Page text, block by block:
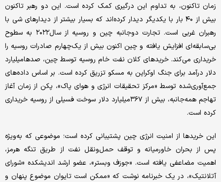
زمان تاکنون، به تداوم این درگیری کمک کرده است. این دو رهبر تاکنون
بیش از ۴۰ بار با یکدیگر دیدار کرده‌اند که بسیار بیشتر از دیدارهای شی با
رهبران غربی است. تجارت دوجانبه چین و روسیه از سال۲۰۲۲ به سطوح
بی‌سابقه‌ای افزایش یافته و چین اکنون بیش از یک‌چهارم صادرات روسیه را
خریداری می‌کند. خریدهای کلان نفت خام روسیه توسط چین، صدها‌میلیارد
دلار درآمد برای جنگ اوکراین به مسکو تزریق کرده است. بر اساس داده‌های
جمع‌آوری‌شده توسط «مرکز تحقیقات انرژی و هوای پاک»، پکن از زمان آغاز
تهاجم همه‌جانبه، بیش از ۳۶۷‌میلیارد دلار سوخت فسیلی از روسیه خریداری
کرده است.
این خریدها از امنیت انرژی چین پشتیبانی کرده است؛ موضوعی که به‌ویژه
پس از بحران خاورمیانه و توقف حمل‌ونقل نفت از طریق تنگه هرمز،
اهمیت مضاعفی یافته است. «جوزف وبستر»، عضو ارشد اندیشکده «شورای
آتلانتیک»، در یک خبرنامه نوشت که «ممکن است تایوان موضوع پنهان و